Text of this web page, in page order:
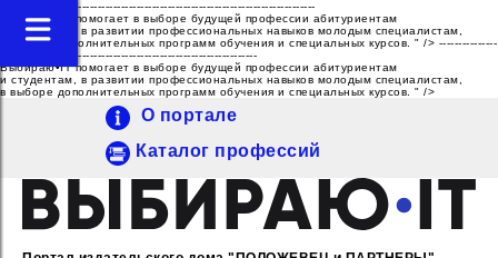
---------------------------------------------------------------------------------
Выбираю•IT помогает в выборе будущей профессии абитуриентам
и студентам, в развитии профессиональных навыков молодым специалистам,
в выборе дополнительных программ обучения и специальных курсов. " /> ---------------
------------------------------------------------------------------
Выбираю•IT помогает в выборе будущей профессии абитуриентам
и студентам, в развитии профессиональных навыков молодым специалистам,
в выборе дополнительных программ обучения и специальных курсов. " />
О портале
Каталог профессий